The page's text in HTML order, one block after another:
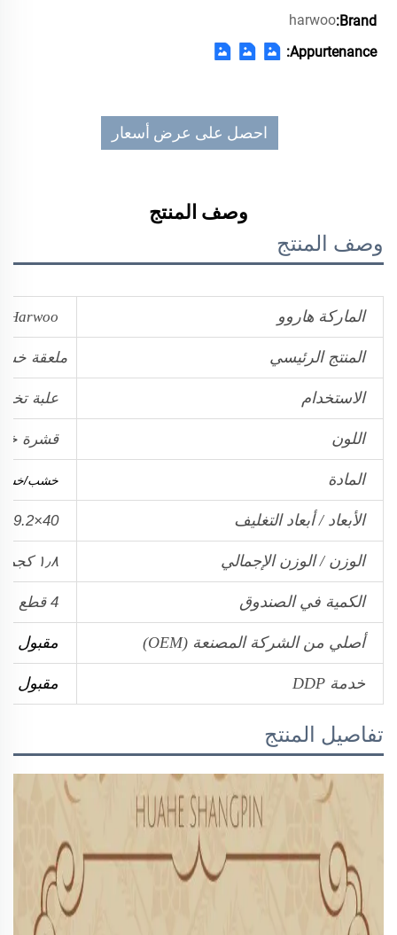
Brand:
harwoo
Appurtenance:
احصل على عرض أسعار
وصف المنتج
وصف المنتج
الماركة هاروو Harwoo
المنتج الرئيسي ملعقة
الاستخدام علبة
اللون قشرة
المادة خشب/
الأبعاد / أبعاد التغليف 40×19.2×8.8 سم / 50×29.5×19.5 سم
الوزن / الوزن الإجمالي ١٫٨ كجم‏/٢٫٣ كجم
الكمية في الصندوق 4 قطع
أصلي من الشركة المصنعة (OEM) مقبول
خدمة DDP مقبول
تفاصيل المنتج